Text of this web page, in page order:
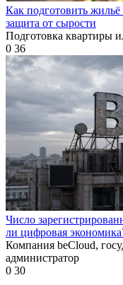
Как подготовить
защита от сырости
Подготовка квартиры
0 36
Число
ли цифровая
Компания beCloud,
администратор
0 30